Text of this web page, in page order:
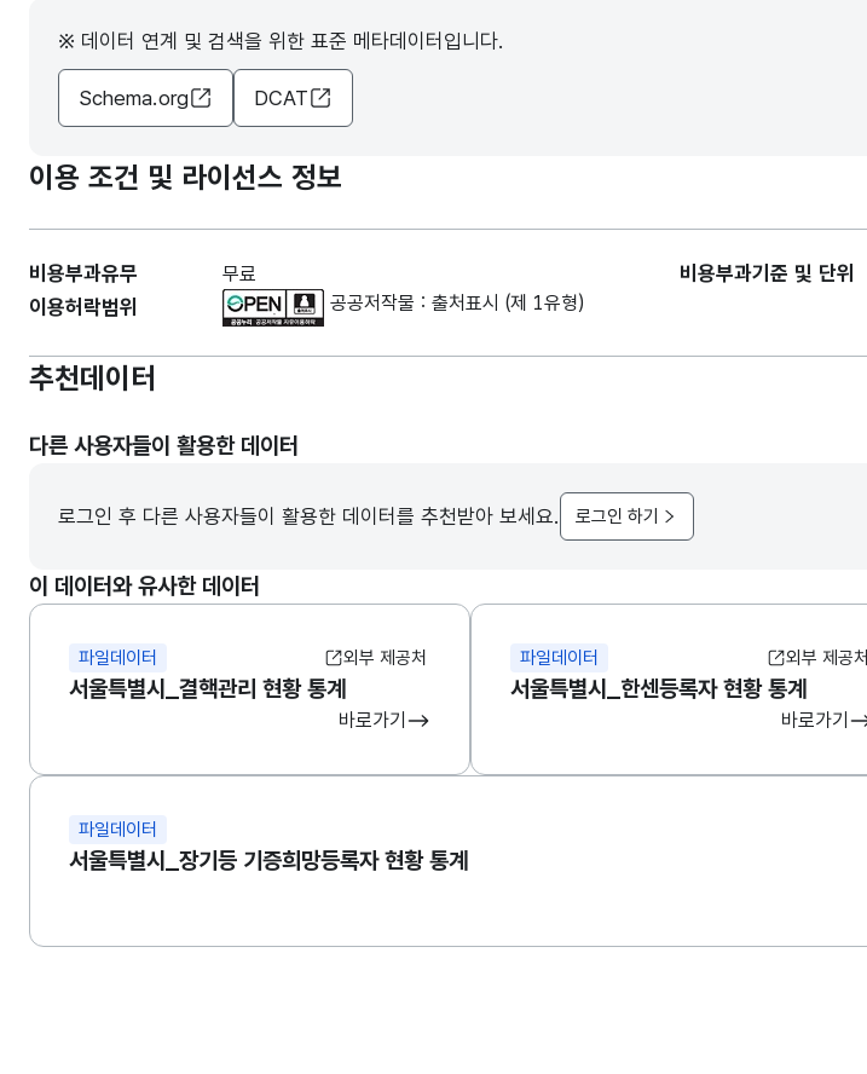
※ 데이터 연계 및 검색을 위한 표준 메타데이터입니다.
Schema.org DCAT
이용 조건 및 라이선스 정보
비용부과유무 무료 비용부과기준 및 단위
이용허락범위 공공저작물 : 출처표시 (제 1유형)
추천데이터
다른 사용자들이 활용한 데이터
로그인 후 다른 사용자들이 활용한 데이터를 추천받아 보세요. 로그인 하기
이 데이터와 유사한 데이터
파일데이터 외부 제공처
서울특별시_결핵관리 현황 통계
바로가기
파일데이터 외부 제공처
서울특별시_한센등록자 현황 통계
바로가기
파일데이터
서울특별시_장기등 기증희망등록자 현황 통계